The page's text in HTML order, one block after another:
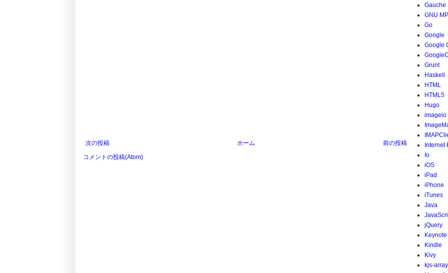
次の投稿 前の投稿
ホーム
コメントの投稿(Atom)
Gauche
GNU
Go
Google
Google
Grunt
Haskell
HTML
HTML5
Hugo
imageio
Internet
Io
iOS
iPad
iPhone
iTunes
Java
jQuery
Keynote
Kindle
Kivy
kjs-array